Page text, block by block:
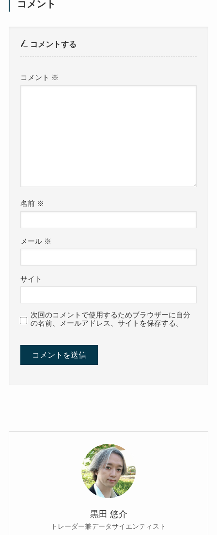
コメント
コメントする
コメント ※
名前 ※
メール ※
サイト
次回のコメントで使用するためブラウザーに自分
の名前、メールアドレス、サイトを保存する。
黒田 悠介
トレーダー兼データサイエンティスト